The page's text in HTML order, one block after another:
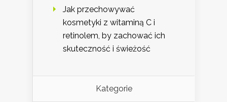
Jak przechowywać
kosmetyki z witaminą C i
retinolem, by zachować ich
skuteczność i świeżość
Kategorie